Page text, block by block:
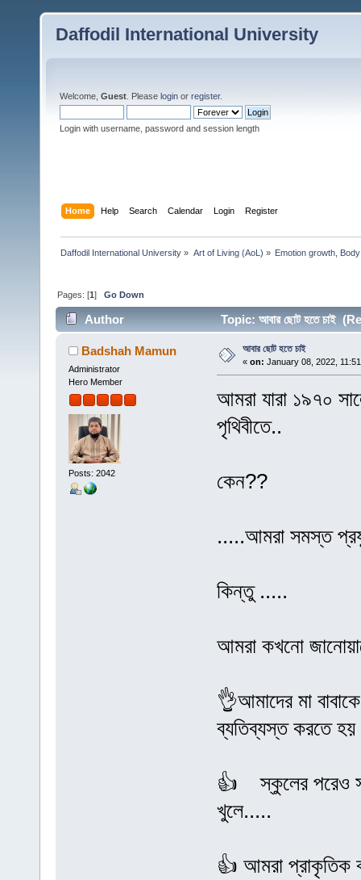
Daffodil International University
Welcome, Guest . Please login or register.
Login with username, password and session length
Home Help Search Calendar Login Register
Daffodil International University » Art of Living (AoL) » Emotion growth,
Pages: [1]Go Down
Author Topic: আবার ছোট হতে চাই
Badshah Mamun
Administrator
Hero Member
Posts: 2042
আবার ছোট হতে চাই
« on: January 08, 2022,
আমরা যারা ১৯৭০
পৃথিবীতে..
কেন??
.....আমরা সমস্ত
কিন্তু .....
আমরা কখনো
👌আমাদের মা
ব্যতিব্যস্ত করতে হয়
👍 স্কুলের পরেও
খুলে.....
👍 আমরা প্রাকৃতিক